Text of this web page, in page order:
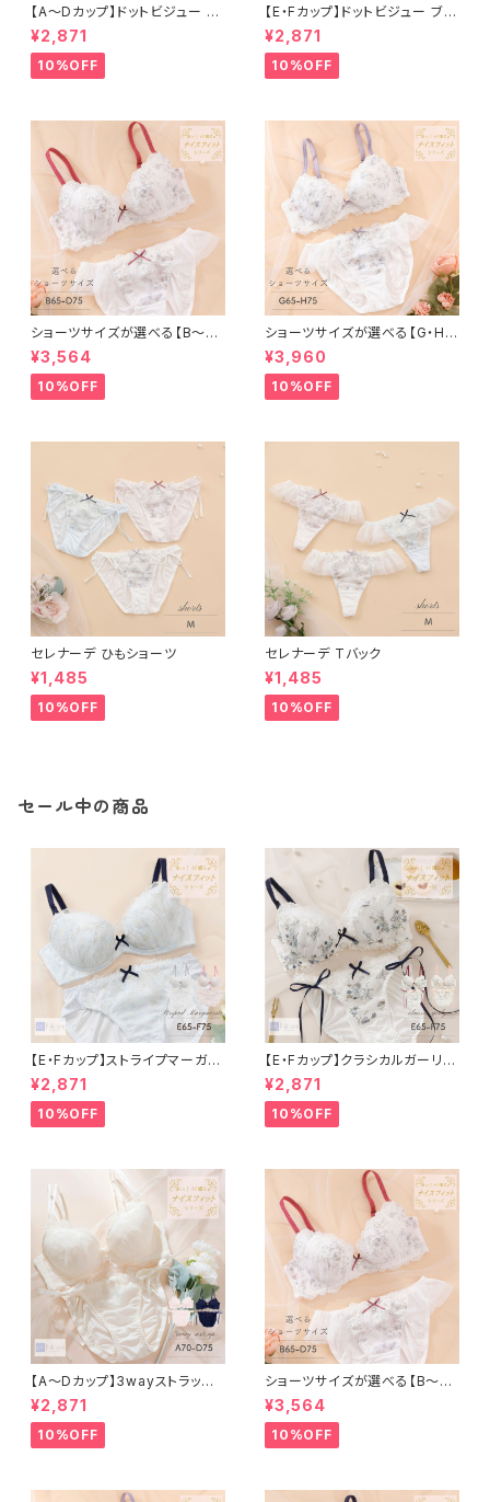
【A〜Dカップ】ドットビジュー ブ
ラ＆ショーツ
¥2,871
10%OFF
【E・Fカップ】ドットビジュー ブラ
＆ショーツ
¥2,871
10%OFF
ショーツサイズが選べる【B〜D】
セレナーデ ブラ＆ショーツ
¥3,564
10%OFF
ショーツサイズが選べる【G・H】
セレナーデ ブラ＆ショーツセット
¥3,960
10%OFF
セレナーデ ひもショーツ
¥1,485
10%OFF
セレナーデ Tバック
¥1,485
10%OFF
セール中の商品
【E・Fカップ】ストライプマーガレ
ット ブラ＆ショーツ
¥2,871
10%OFF
【E・Fカップ】クラシカルガーリー
ブラ＆ショーツ
¥2,871
10%OFF
【A〜Dカップ】3wayストラップ
¥2,871
10%OFF
ショーツサイズが選べる【B〜D】
セレナーデ ブラ＆ショーツ
¥3,564
10%OFF